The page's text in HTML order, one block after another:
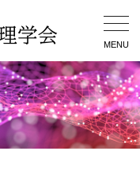
MENU